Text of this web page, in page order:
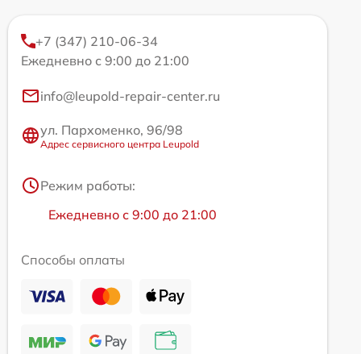
+7 (347) 210-06-34
Ежедневно с 9:00 до 21:00
info@leupold-repair-center.ru
ул. Пархоменко, 96/98
Адрес сервисного центра Leupold
Режим работы:
Ежедневно с 9:00 до 21:00
Способы оплаты